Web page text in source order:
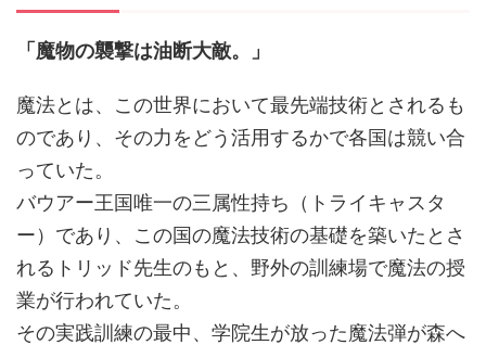
「魔物の襲撃は油断大敵。」
魔法とは、この世界において最先端技術とされるも
のであり、その力をどう活用するかで各国は競い合
っていた。
バウアー王国唯一の三属性持ち（トライキャスタ
ー）であり、この国の魔法技術の基礎を築いたとさ
れるトリッド先生のもと、野外の訓練場で魔法の授
業が行われていた。
その実践訓練の最中、学院生が放った魔法弾が森へ